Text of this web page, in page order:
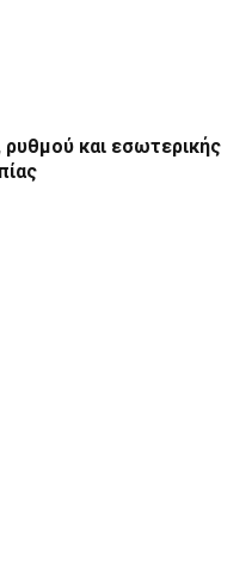
και εσωτερικής